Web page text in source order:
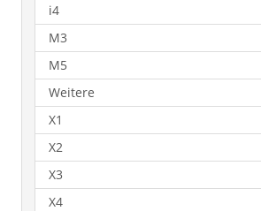
i4
M3
M5
Weitere
X1
X2
X3
X4